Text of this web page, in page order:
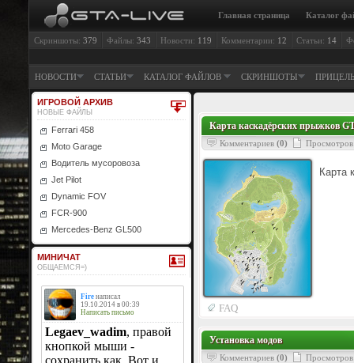
Главная страница Каталог
Скриншоты: 379 Файлы: 343 Новости: 119 Комментарии: 12 Статьи: 14
НОВОСТИ СТАТЬИ КАТАЛОГ ФАЙЛОВ СКРИНШОТЫ
Карта каскадёрских прыжков
Комментариев (0)
Карта
FAQ
Установка модов
Комментариев (0)
ИГРОВОЙ АРХИВ
НОВЫЕ ФАЙЛЫ
Ferrari 458
Moto Garage
Водитель мусоровоза
Jet Pilot
Dynamic FOV
FCR-900
Mercedes-Benz GL500
МИНИЧАТ
ОБЩАЕМСЯ=)